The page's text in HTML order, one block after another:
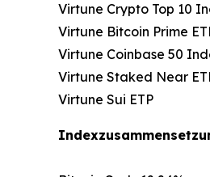
Virtune Crypto Top 10
Virtune Bitcoin Prime
Virtune Coinbase 50
Virtune Staked Near
Virtune Sui ETP